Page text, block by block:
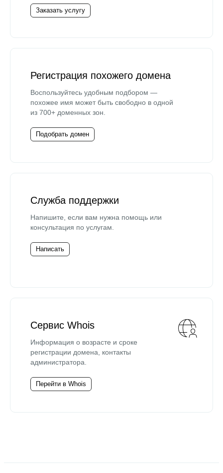
Заказать услугу
Регистрация похожего домена
Воспользуйтесь удобным подбором —
похожее имя может быть свободно в одной
из 700+ доменных зон.
Подобрать домен
Служба поддержки
Напишите, если вам нужна помощь или
консультация по услугам.
Написать
Сервис Whois
Информация о возрасте и сроке
регистрации домена, контакты
администратора.
Перейти в Whois